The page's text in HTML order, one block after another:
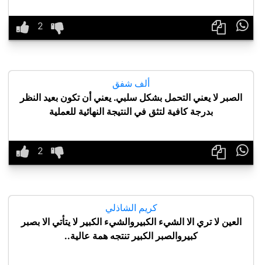

ألف شفق
الصبر لا يعني التحمل بشكل سلبي. يعني أن تكون بعيد النظر
بدرجة كافية لتثق في النتيجة النهائية للعملية

كريم الشاذلي
العين لا تري الا الشيء الكبيروالشيء الكبير لا يتأتي الا بصبر
كبيروالصبر الكبير تنتجه همة عالية..